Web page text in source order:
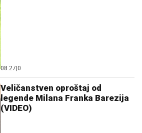
08:27 0
Veličanstven oproštaj od
legende Milana Franka Barezija
(VIDEO)